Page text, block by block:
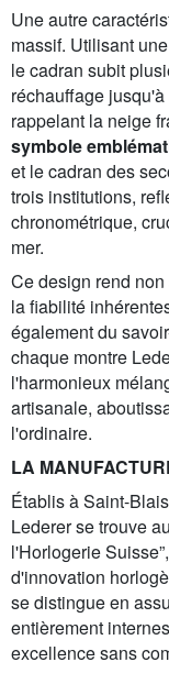
Une autre
massif. Utilisant
le cadran subit
réchauffage
rappelant la neige
symbole
et le cadran des
trois institutions,
chronométrique,
mer.
Ce design rend
la fiabilité
également du
chaque montre
l'harmonieux
artisanale,
l'ordinaire.
LA
Établis à Saint-
Lederer se trouve
l'Horlogerie
d'innovation
se distingue en
entièrement
excellence sans